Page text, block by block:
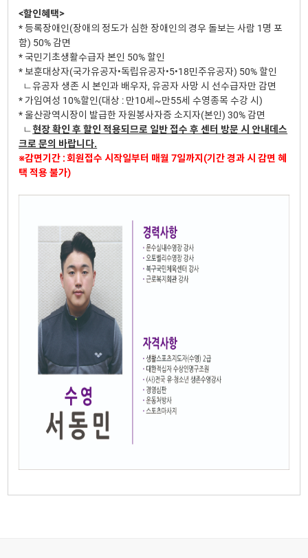
<할인혜택>
* 등록장애인(장애의 정도가 심한 장애인의 경우 돌보는 사람 1명 포
함) 50% 감면
* 국민기초생활수급자 본인 50% 할인
* 보훈대상자(국가유공자•독립유공자•5•18민주유공자) 50% 할인
ㄴ유공자 생존 시 본인과 배우자, 유공자 사망 시 선수급자만 감면
* 가임여성 10%할인(대상 : 만10세~만55세 수영종목 수강 시)
* 울산광역시장이 발급한 자원봉사자증 소지자(본인) 30% 감면
ㄴ현장 확인 후 할인 적용되므로 일반 접수 후 센터 방문 시 안내데스
크로 문의 바랍니다.
※감면기간 : 회원접수 시작일부터 매월 7일까지(기간 경과 시 감면 혜
택 적용 불가)